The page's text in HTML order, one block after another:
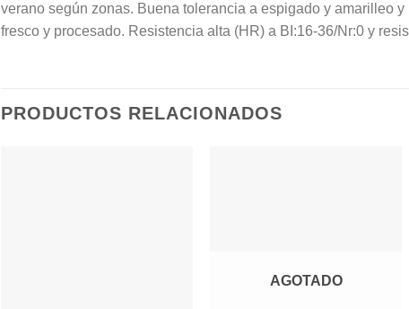
verano según zonas. Buena tolerancia a espigado y amarilleo
fresco y procesado. Resistencia alta (HR) a BI:16-36/Nr:0 y
PRODUCTOS RELACIONADOS
AGOTADO